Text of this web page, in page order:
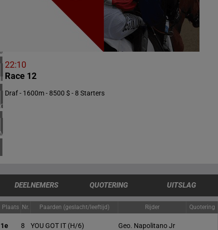
VERENIGD KONINKRIJK
4 meeting(s)
IERLAND
1 meeting(s)
CHILI
1 meeting(s)
VERENIGDE STATEN
4 meeting(s)
22:10
Race 12
Draf - 1600m - 8500 $ - 8 Starters
DEELNEMERS QUOTERING UITSLAG
Plaats Nr. Paarden (geslacht/leeftijd) Rijder Quotering
1e 8 YOU GOT IT (H/6) Geo. Napolitano Jr